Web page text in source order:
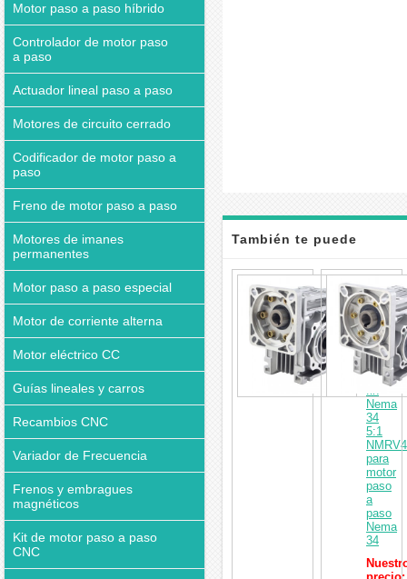
Motor paso a paso híbrido
Controlador de motor paso
a paso
Actuador lineal paso a paso
Motores de circuito cerrado
Codificador de motor paso a
paso
Freno de motor paso a paso
Motores de imanes
permanentes
Motor paso a paso especial
Motor de corriente alterna
Motor eléctrico CC
Guías lineales y carros
Recambios CNC
Variador de Frecuencia
Frenos y embragues
magnéticos
Kit de motor paso a paso
CNC
También te puede
interesar
de
caja
de
de
tornillo
sin
fin
Nema
34
5:1
para
motor
paso
a
paso
Nema
34